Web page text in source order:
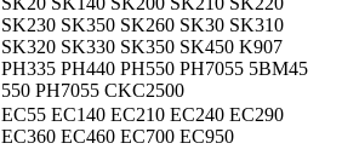
SK230 SK350 SK260 SK30 SK310
SK320 SK330 SK350 SK450 K907
PH335 PH440 PH550 PH7055 5BM45
550 PH7055 CKC2500
EC55 EC140 EC210 EC240 EC290
EC360 EC460 EC700 EC950